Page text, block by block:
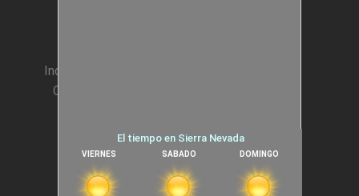
Incentivos para Empresas
Condiciones generales